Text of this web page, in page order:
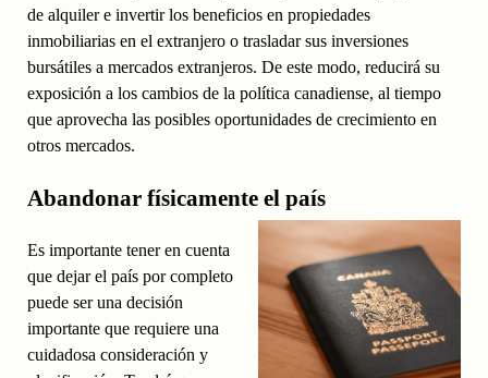
de alquiler e invertir los beneficios en propiedades
inmobiliarias en el extranjero o trasladar sus inversiones
bursátiles a mercados extranjeros. De este modo, reducirá su
exposición a los cambios de la política canadiense, al tiempo
que aprovecha las posibles oportunidades de crecimiento en
otros mercados.
Abandonar físicamente el país
Es importante tener en cuenta
que dejar el país por completo
puede ser una decisión
importante que requiere una
cuidadosa consideración y